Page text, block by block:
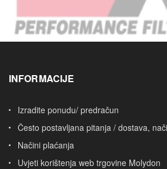
INFORMACIJE
Izradite ponudu/ predračun
Često postavljana pitanja / dostava,
Načini plaćanja
Uvjeti korištenja web trgovine Molydon